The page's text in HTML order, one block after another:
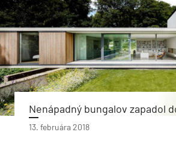
Nenápadný bungalov zapadol
13. februára 2018